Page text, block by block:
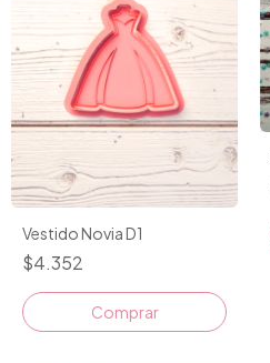
Vestido Novia D1
$4.352
Comprar